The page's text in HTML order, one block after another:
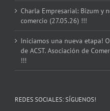
Charla Empresarial: Bizum y
comercio (27.05.26) !!!
Iniciamos una nueva etapa!
de ACST. Asociación de
!!!
REDES SOCIALES: SÍGUENOS!